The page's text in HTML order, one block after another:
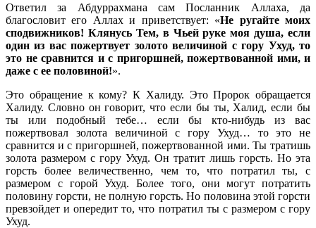
Ответил за Абдуррахмана сам Посланник Аллаха, да
благословит его Аллах и приветствует: «Не ругайте моих
сподвижников! Клянусь Тем, в Чьей руке моя душа, если
один из вас пожертвует золото величиной с гору Ухуд, то
это не сравнится и с пригоршней, пожертвованной ими, и
даже с ее половиной!».
Это обращение к кому? К Халиду. Это Пророк обращается
Халиду. Словно он говорит, что если бы ты, Халид, если бы
ты или подобный тебе… если бы кто-нибудь из вас
пожертвовал золота величиной с гору Ухуд… то это не
сравнится и с пригоршней, пожертвованной ими. Ты тратишь
золота размером с гору Ухуд. Он тратит лишь горсть. Но эта
горсть более величественно, чем то, что потратил ты, с
размером с горой Ухуд. Более того, они могут потратить
половину горсти, не полную горсть. Но половина этой горсти
превзойдет и опередит то, что потратил ты с размером с гору
Ухуд.